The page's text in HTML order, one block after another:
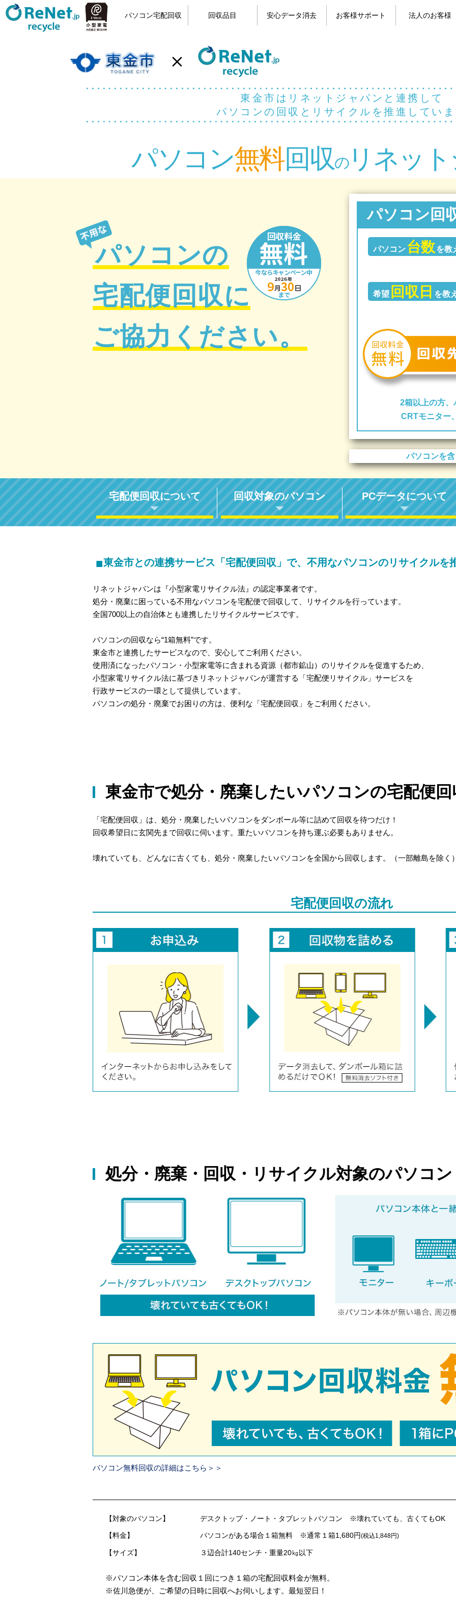
パソコン宅配回収 回収品目 安心データ消去 お客様サポート 法人のお客様
東金市はリネットジャパンと連携して
パソコンの回収とリサイクルを推進していま
パソコン無料回収のリネッ
パソコンの
宅配便回収に
ご協力ください。
パソコン回
パソコン 台数 を教
希望 回収日 を教
2箱以上の方、
CRTモニター
パソコンを
宅配便回収について 回収対象のパソコン PCデータについて
■東金市との連携サービス「宅配便回収」で、不用なパソコンのリサイクルを
リネットジャパンは『小型家電リサイクル法』の認定事業者です。
処分・廃棄に困っている不用なパソコンを宅配便で回収して、リサイクルを行っています。
全国700以上の自治体とも連携したリサイクルサービスです。
パソコンの回収なら“1箱無料”です。
東金市と連携したサービスなので、安心してご利用ください。
使用済になったパソコン・小型家電等に含まれる資源（都市鉱山）のリサイクルを促進するため、
小型家電リサイクル法に基づきリネットジャパンが運営する「宅配便リサイクル」サービスを
行政サービスの一環として提供しています。
パソコンの処分・廃棄でお困りの方は、便利な「宅配便回収」をご利用ください。
東金市で処分・廃棄したいパソコンの宅配便
「宅配便回収」は、処分・廃棄したいパソコンをダンボール等に詰めて回収を待つだけ！
回収希望日に玄関先まで回収に伺います。重たいパソコンを持ち運ぶ必要もありません。
壊れていても、どんなに古くても、処分・廃棄したいパソコンを全国から回収します。（一部離島を除く）
宅配便回収の流れ
処分・廃棄・回収・リサイクル対象のパソコン
パソコン無料回収の詳細はこちら＞＞
【対象のパソコン】 デスクトップ・ノート・タブレットパソコン ※壊れていても、古くてもOK
【料金】 パソコンがある場合１箱無料 ※通常１箱1,680円(税込1,848円)
【サイズ】 ３辺合計140センチ・重量20㎏以下
※パソコン本体を含む回収１回につき１箱の宅配回収料金が無料。
※佐川急便が、ご希望の日時に回収へお伺いします。最短翌日！